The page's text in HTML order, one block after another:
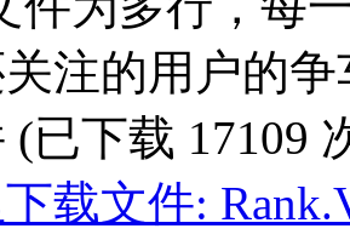
注的用户的
(已下载 17109
载文件: